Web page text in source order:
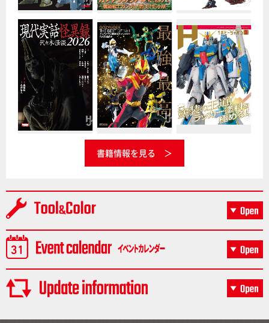
書籍情報を見る